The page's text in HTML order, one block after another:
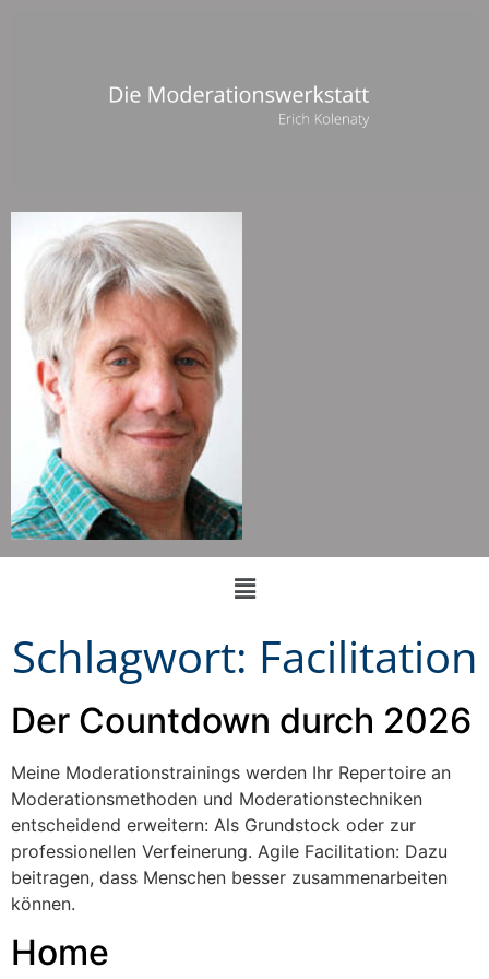
Schlagwort: Facilitation
Der Countdown durch 2026
Meine Moderationstrainings werden Ihr Repertoire an
Moderationsmethoden und Moderationstechniken
entscheidend erweitern: Als Grundstock oder zur
professionellen Verfeinerung. Agile Facilitation: Dazu
beitragen, dass Menschen besser zusammenarbeiten
können.
Home